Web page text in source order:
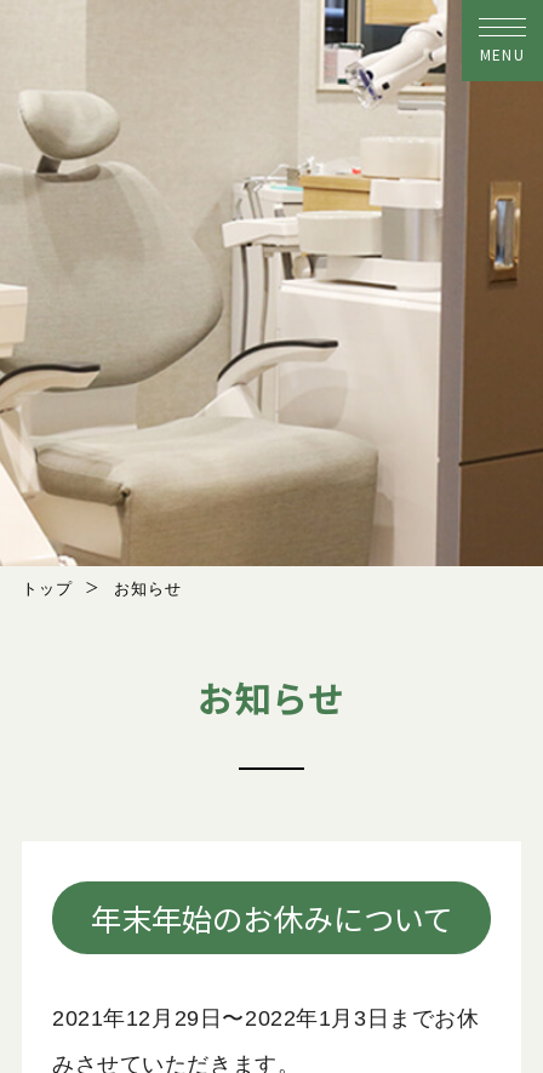
MENU
当院について
ドクター紹介
院内紹介
診療メニュー
アクセス
トップ お知らせ
お知らせ
年末年始のお休みについて
2021年12月29日〜2022年1月3日までお休
みさせていただきます。